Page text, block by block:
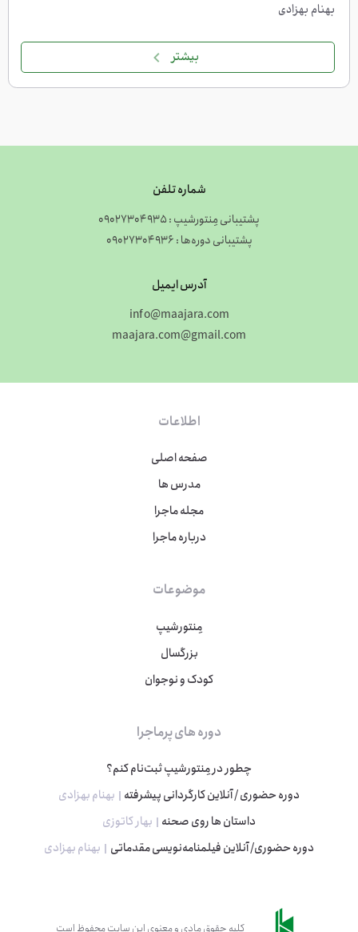
بهنام بهزادی
بیشتر
شماره تلفن
پشتیبانی مِنتورشیپ : 09027304935
پشتیبانی دوره‌ها : 09027304936
آدرس ایمیل
info@maajara.com
maajara.com@gmail.com
اطلاعات
صفحه اصلی
مدرس ها
مجله ماجرا
درباره ماجرا
موضوعات
مِنتورشیپ
بزرگسال
کودک و نوجوان
دوره های پرماجرا
چطور در مِنتورشیپ ثبت‌نام کنم؟
دوره حضوری / آنلاین کارگردانی پیشرفته بهنام بهزادی
داستان ها روی صحنه بهار کاتوزی
دوره حضوری/ آنلاین فیلمنامه‌نویسی مقدماتی
بهنام بهزادی
کلیه حقوق مادی و معنوی این سایت محفوظ است